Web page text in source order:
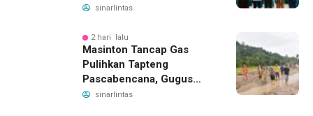
Daftar BPJS Kesehatan
sinarlintas
2 hari lalu
Masinton Tancap Gas
Pulihkan Tapteng
Pascabencana, Gugus
Tugas SAHATA SAOLOAN
sinarlintas